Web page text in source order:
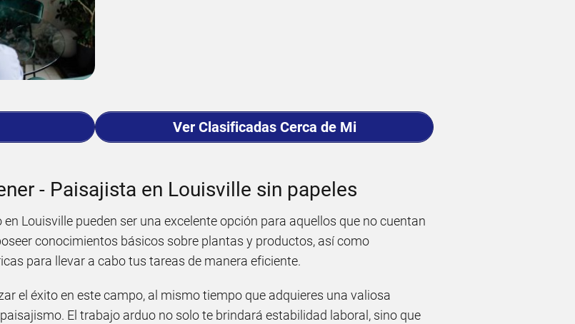
Ver Clasificadas Cerca de Mi
- Paisajista en Louisville sin papeles
Louisville pueden ser una excelente opción para aquellos que no cuentan
conocimientos básicos sobre plantas y productos, así como
para llevar a cabo tus tareas de manera eficiente.
el éxito en este campo, al mismo tiempo que adquieres una valiosa
El trabajo arduo no solo te brindará estabilidad laboral, sino que